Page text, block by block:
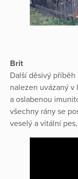
Brit
Další děsivý
nalezen uvázaný v
a oslabenou
všechny rány se
veselý a vitální